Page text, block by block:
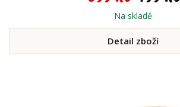
Na skladě
Detail zboží